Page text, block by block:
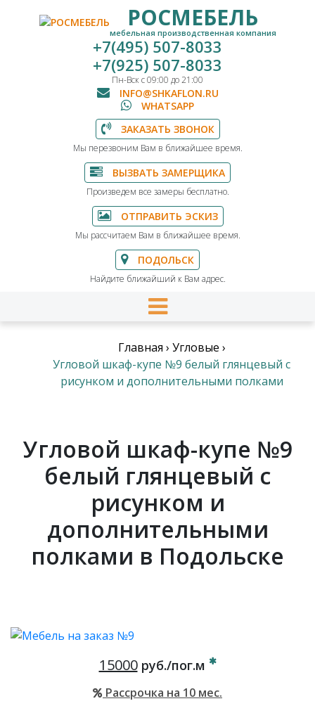
РОСМЕБЕЛЬ
мебельная производственная компания
+7(495) 507-8033
+7(925) 507-8033
Пн-Вск с 09:00 до 21:00
INFO@SHKAFLON.RU
WHATSAPP
ЗАКАЗАТЬ ЗВОНОК
Мы перезвоним Вам в ближайшее время.
ВЫЗВАТЬ ЗАМЕРЩИКА
Произведем все замеры бесплатно.
ОТПРАВИТЬ ЭСКИЗ
Мы рассчитаем Вам в ближайшее время.
ПОДОЛЬСК
Найдите ближайший к Вам адрес.
Главная › Угловые ›
Угловой шкаф-купе №9 белый глянцевый с
рисунком и дополнительными полками
Угловой шкаф-купе №9
белый глянцевый с
рисунком и
дополнительными
полками в Подольске
15000руб./пог.м
Рассрочка на 10 мес.